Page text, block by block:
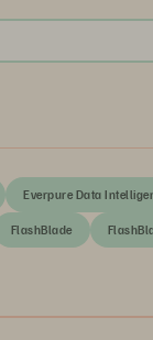
Everpure Data
FlashBlade